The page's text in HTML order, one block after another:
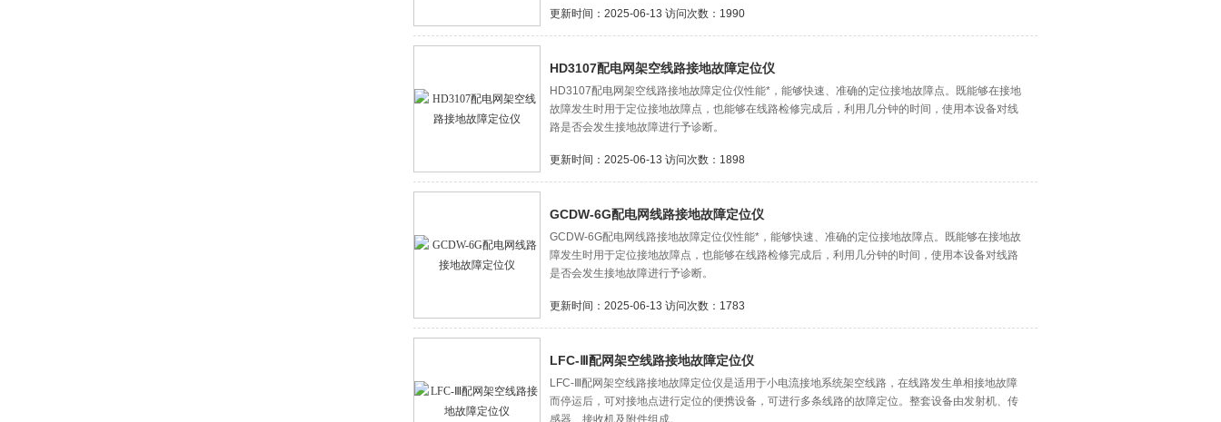
更新时间：2025-06-13 访问次数：1990
HD3107配电网架空线路接地故障定位仪
HD3107配电网架空线路接地故障定位仪性能*，能够快速、准确的定位接地故障点。既能够在接地
故障发生时用于定位接地故障点，也能够在线路检修完成后，利用几分钟的时间，使用本设备对线
路是否会发生接地故障进行予诊断。
更新时间：2025-06-13 访问次数：1898
GCDW-6G配电网线路接地故障定位仪
GCDW-6G配电网线路接地故障定位仪性能*，能够快速、准确的定位接地故障点。既能够在接地故
障发生时用于定位接地故障点，也能够在线路检修完成后，利用几分钟的时间，使用本设备对线路
是否会发生接地故障进行予诊断。
更新时间：2025-06-13 访问次数：1783
LFC-Ⅲ配网架空线路接地故障定位仪
LFC-Ⅲ配网架空线路接地故障定位仪是适用于小电流接地系统架空线路，在线路发生单相接地故障
而停运后，可对接地点进行定位的便携设备，可进行多条线路的故障定位。整套设备由发射机、传
感器、接收机及附件组成。